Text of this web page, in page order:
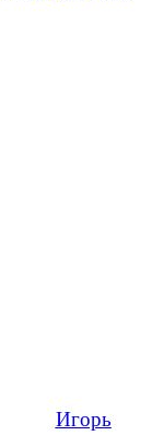
Игорь